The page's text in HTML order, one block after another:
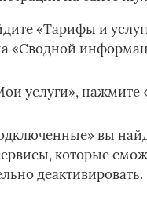
«Тарифы и
«Сводной
услуги», нажмите
вы
которые
деактивировать.